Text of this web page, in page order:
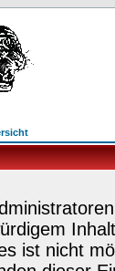
ist nicht